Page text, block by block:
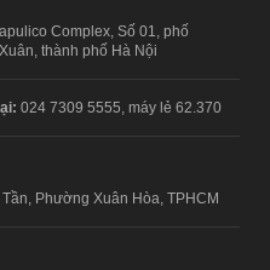
Complex, Số 01, phố
thành phố Hà Nội
024 7309 5555, máy lẻ 62.370
Phường Xuân Hòa, TPHCM